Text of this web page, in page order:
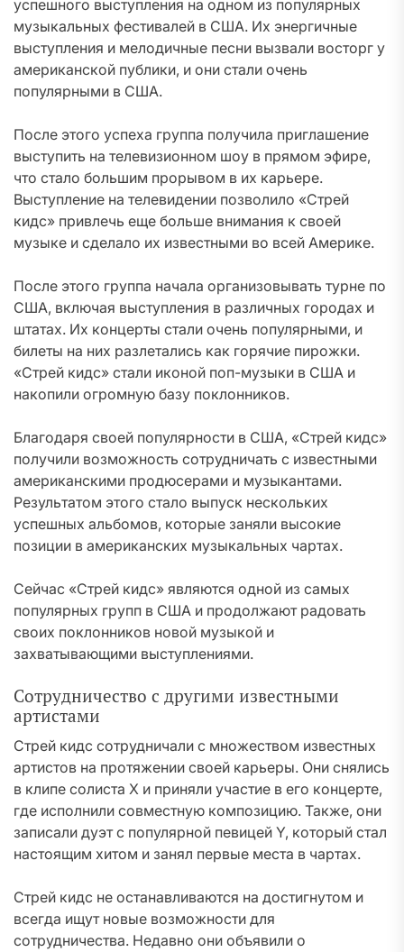
успешного выступления на одном из популярных
музыкальных фестивалей в США. Их энергичные
выступления и мелодичные песни вызвали восторг у
американской публики, и они стали очень
популярными в США.
После этого успеха группа получила приглашение
выступить на телевизионном шоу в прямом эфире,
что стало большим прорывом в их карьере.
Выступление на телевидении позволило «Стрей
кидс» привлечь еще больше внимания к своей
музыке и сделало их известными во всей Америке.
После этого группа начала организовывать турне по
США, включая выступления в различных городах и
штатах. Их концерты стали очень популярными, и
билеты на них разлетались как горячие пирожки.
«Стрей кидс» стали иконой поп-музыки в США и
накопили огромную базу поклонников.
Благодаря своей популярности в США, «Стрей кидс»
получили возможность сотрудничать с известными
американскими продюсерами и музыкантами.
Результатом этого стало выпуск нескольких
успешных альбомов, которые заняли высокие
позиции в американских музыкальных чартах.
Сейчас «Стрей кидс» являются одной из самых
популярных групп в США и продолжают радовать
своих поклонников новой музыкой и
захватывающими выступлениями.
Сотрудничество с другими известными
артистами
Стрей кидс сотрудничали с множеством известных
артистов на протяжении своей карьеры. Они снялись
в клипе солиста X и приняли участие в его концерте,
где исполнили совместную композицию. Также, они
записали дуэт с популярной певицей Y, который стал
настоящим хитом и занял первые места в чартах.
Стрей кидс не останавливаются на достигнутом и
всегда ищут новые возможности для
сотрудничества. Недавно они объявили о